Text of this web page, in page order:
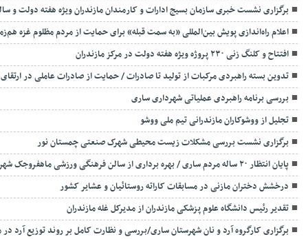
برگزاری نشست خبری سازمان بسیج ادارات و کارمندان مازندران ویژه هفته دولت و
اعلام راه‌اندازی پویش بین‌المللی «به سمت قبله» برای حمایت از مردم مظلوم غزه
افتتاح و کلنگ زنی ۲۳۰ پروژه ویژه هفته دولت در مرکز مازندران
تدوین بسته راهبردی مرکبات از تولید تا صادرات / حمایت از صادرات عاملی در
بررسی برنامه راهبردی عملیاتی شهرداری ساری
تجلیل از ووشوکاران مازندرانی تیم ملی ووشو
برگزاری نشست بررسی مشکلات زیست محیطی شهرک صنعتی چمستان نور
پایان انتظار ۲۰ ساله مردم ساری / بهره برداری از سالن فرهنگی ورزشی ماهفروجک شهرستان ساری به برکت نگاه شهدا
درخشش دختران مازنی در مسابقات کاراته روستائیان و عشایر کشور
تقدیر رئیس دانشگاه علوم پزشکی مازندران از مدیرکل غله مازندران
برگزاری کارگروه آرد و نان شهرستان ساری/بررسی و نظارت کامل بر روند توزیع آرد در